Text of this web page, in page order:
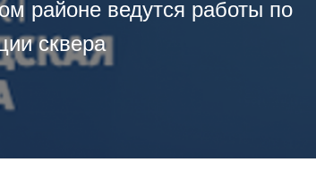
районе ведутся работы по
сквера